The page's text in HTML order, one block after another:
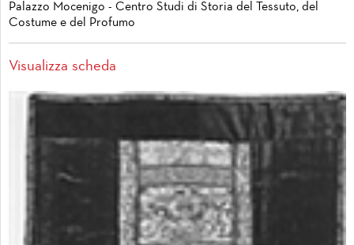
Palazzo Mocenigo - Centro Studi di Storia del Tessuto, del
Costume e del Profumo
Visualizza scheda